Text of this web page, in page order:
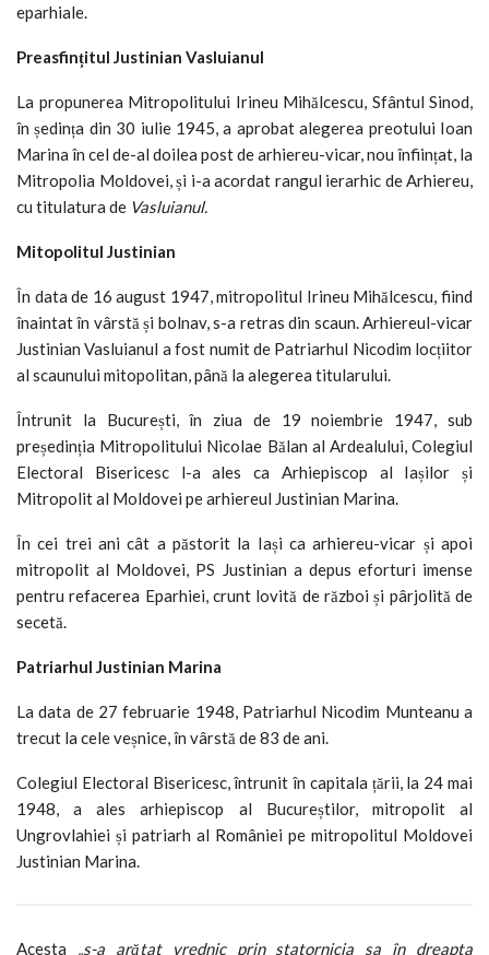
eparhiale.
Preasfințitul Justinian Vasluianul
La propunerea Mitropolitului Irineu Mihălcescu, Sfântul Sinod,
în ședința din 30 iulie 1945, a aprobat alegerea preotului Ioan
Marina în cel de-al doilea post de arhiereu-vicar, nou înființat, la
Mitropolia Moldovei, și i-a acordat rangul ierarhic de Arhiereu,
cu titulatura de Vasluianul.
Mitopolitul Justinian
În data de 16 august 1947, mitropolitul Irineu Mihălcescu, fiind
înaintat în vârstă și bolnav, s-a retras din scaun. Arhiereul-vicar
Justinian Vasluianul a fost numit de Patriarhul Nicodim locțiitor
al scaunului mitopolitan, până la alegerea titularului.
Întrunit la București, în ziua de 19 noiembrie 1947, sub
președinția Mitropolitului Nicolae Bălan al Ardealului, Colegiul
Electoral Bisericesc l-a ales ca Arhiepiscop al Iașilor și
Mitropolit al Moldovei pe arhiereul Justinian Marina.
În cei trei ani cât a păstorit la Iași ca arhiereu-vicar și apoi
mitropolit al Moldovei, PS Justinian a depus eforturi imense
pentru refacerea Eparhiei, crunt lovită de război și pârjolită de
secetă.
Patriarhul Justinian Marina
La data de 27 februarie 1948, Patriarhul Nicodim Munteanu a
trecut la cele veșnice, în vârstă de 83 de ani.
Colegiul Electoral Bisericesc, întrunit în capitala țării, la 24 mai
1948, a ales arhiepiscop al Bucureștilor, mitropolit al
Ungrovlahiei și patriarh al României pe mitropolitul Moldovei
Justinian Marina.
Acesta „s-a arătat vrednic prin statornicia sa în dreapta